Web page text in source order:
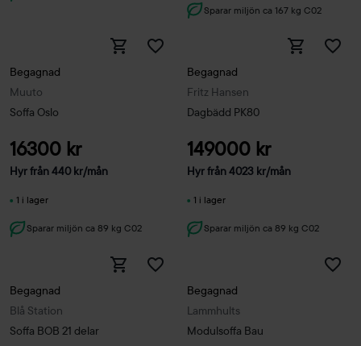
Sparar miljön ca 167 kg C02
Muuto
Begagnad
Soffa Oslo
16300 kr
Hyr från440kr/mån
1 i lager
Sparar miljön ca 89 kg C02
Fritz Hansen
Begagnad
Dagbädd PK80
149000 kr
Hyr från4023 kr/mån
1 i lager
Sparar miljön ca 89 kg C02
Blå Station
Begagnad
Soffa BOB 21 delar
Lammhults
Begagnad
Modulsoffa Bau